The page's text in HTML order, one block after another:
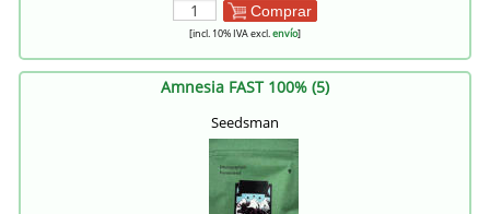
Comprar
[incl. 10% IVA excl.envío]
Amnesia FAST 100% (5)
Seedsman